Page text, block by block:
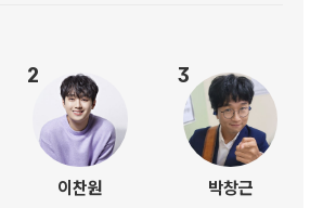
2
이찬원
3
박창근